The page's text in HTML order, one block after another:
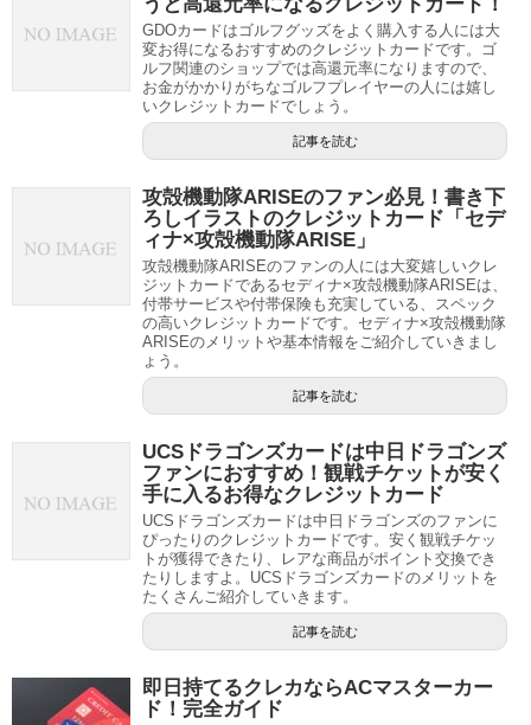
GDOカードはゴルフグッズをよく購入する人には大
変お得になるおすすめのクレジットカードです。ゴ
ルフ関連のショップでは高還元率になりますので、
お金がかかりがちなゴルフプレイヤーの人には嬉し
いクレジットカードでしょう。
記事を読む
攻殻機動隊ARISEのファン必見！書き下
ろしイラストのクレジットカード「セデ
ィナ×攻殻機動隊ARISE」
攻殻機動隊ARISEのファンの人には大変嬉しいクレ
ジットカードであるセディナ×攻殻機動隊ARISEは、
付帯サービスや付帯保険も充実している、スペック
の高いクレジットカードです。セディナ×攻殻機動隊
ARISEのメリットや基本情報をご紹介していきまし
ょう。
記事を読む
UCSドラゴンズカードは中日ドラゴンズ
ファンにおすすめ！観戦チケットが安く
手に入るお得なクレジットカード
UCSドラゴンズカードは中日ドラゴンズのファンに
ぴったりのクレジットカードです。安く観戦チケッ
トが獲得できたり、レアな商品がポイント交換でき
たりしますよ。UCSドラゴンズカードのメリットを
たくさんご紹介していきます。
記事を読む
即日持てるクレカならACマスターカー
ド！完全ガイド